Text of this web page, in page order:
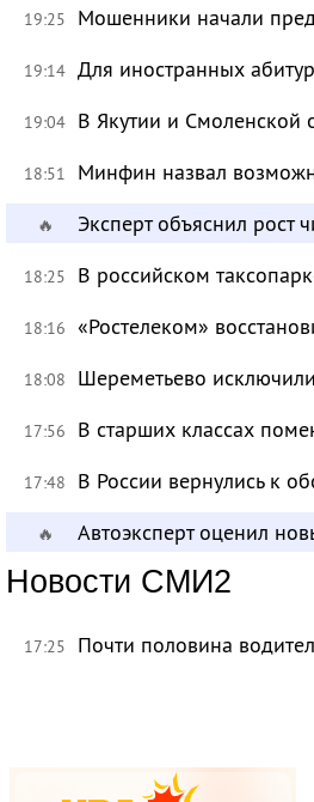
19:25 Мошенники начали
19:14 Для иностранных
19:04 В Якутии и Смоленской
18:51 Минфин назвал
🔥 Эксперт объяснил
18:25 В российском
18:16 «Ростелеком»
18:08 Шереметьево
17:56 В старших классах
17:48 В России вернулись к
🔥 Автоэксперт оценил
Новости СМИ2
17:25 Почти половина